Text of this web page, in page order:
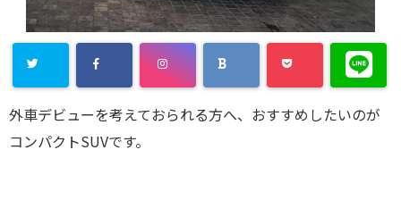
外車デビューを考えておられる方へ、おすすめしたいのが
コンパクトSUVです。